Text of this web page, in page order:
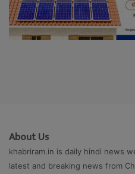
About Us
khabriram.in is daily hindi news
latest and breaking news from